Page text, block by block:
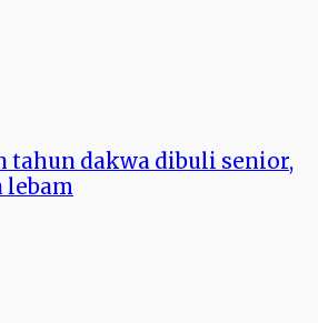
tahun dakwa dibuli senior,
lebam